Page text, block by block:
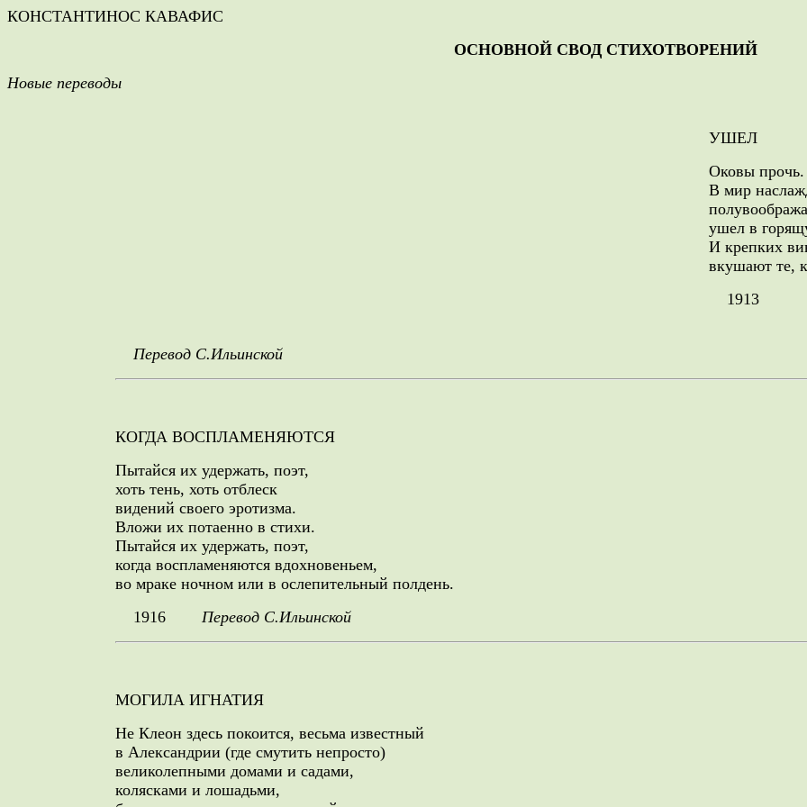
КОНСТАНТИНОС КАВАФИС
ОСНОВНОЙ СВОД СТИХОТВОРЕНИЙ
Новые переводы
УШЕЛ
Оковы прочь.
В мир
ушел в
И крепких
вкушают те,
1913
Перевод С.Ильинской
КОГДА ВОСПЛАМЕНЯЮТСЯ
Пытайся их удержать, поэт,
хоть тень, хоть отблеск
видений своего эротизма.
Вложи их потаенно в стихи.
Пытайся их удержать, поэт,
когда воспламеняются вдохновеньем,
во мраке ночном или в ослепительный полдень.
1916
Перевод С.Ильинской
МОГИЛА ИГНАТИЯ
Не Клеон здесь покоится, весьма известный
в Александрии (где смутить непросто)
великолепными домами и садами,
колясками и лошадьми,